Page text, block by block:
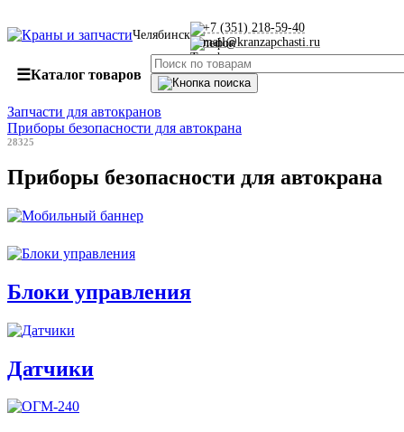
Челябинск
+7 (351) 218-59-40
mail@kranzapchasti.ru
☰Каталог товаров
Запчасти для автокранов
Приборы безопасности для автокрана
28325
Приборы безопасности для автокрана
Блоки управления
Датчики